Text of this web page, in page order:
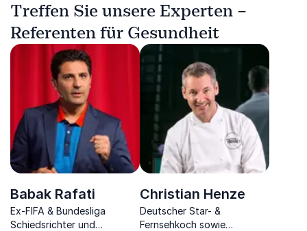
Treffen Sie unsere Experten –
Referenten für Gesundheit
Babak Rafati
Ex-FIFA & Bundesliga
Schiedsrichter und
Christian Henze
Deutscher Star- &
Fernsehkoch sowie